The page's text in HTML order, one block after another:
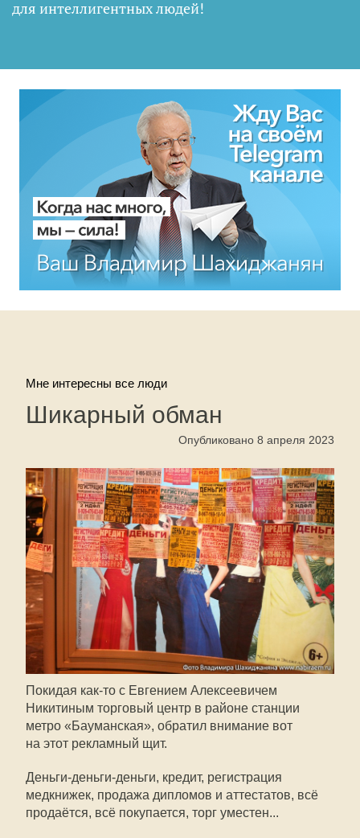
для интеллигентных людей!
Мне интересны все люди
Шикарный обман
Опубликовано 8 апреля 2023
Покидая как-то с Евгением Алексеевичем
Никитиным торговый центр в районе станции
метро «Бауманская», обратил внимание вот
на этот рекламный щит.
Деньги-деньги-деньги, кредит, регистрация
медкнижек, продажа дипломов и аттестатов, всё
продаётся, всё покупается, торг уместен...